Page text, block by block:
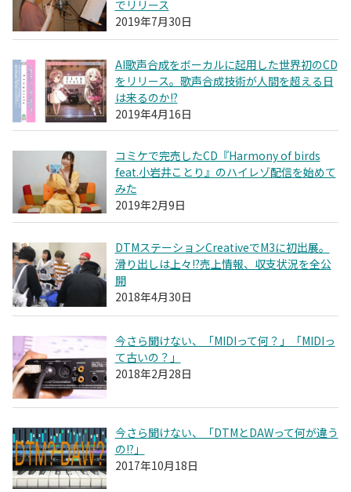
でリリース
2019年7月30日
AI歌声合成をボーカルに起用した世界初のCD
をリリース。歌声合成技術が人間を超える日
は来るのか!?
2019年4月16日
コミケで完売したCD『Harmony of birds
feat.小岩井ことり』のハイレゾ配信を始めて
みた
2019年2月9日
DTMステーションCreativeでM3に初出展。
滑り出しは上々!?売上情報、収支状況を全公
開
2018年4月30日
今さら聞けない、「MIDIって何？」「MIDIっ
て古いの？」
2018年2月28日
今さら聞けない、「DTMとDAWって何が違う
の!?」
2017年10月18日